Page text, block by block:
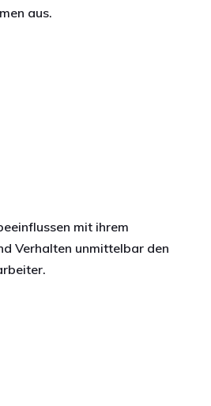
aus.
mit ihrem
Verhalten unmittelbar den